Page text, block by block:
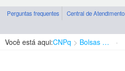
Perguntas frequentes Central de Atendimento
Você está aqui:CNPq Bolsas e Auxílios Vigentes